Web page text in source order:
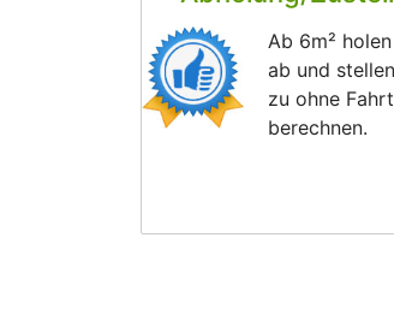
Ab 6m²
ab und
zu ohne
berechnen.